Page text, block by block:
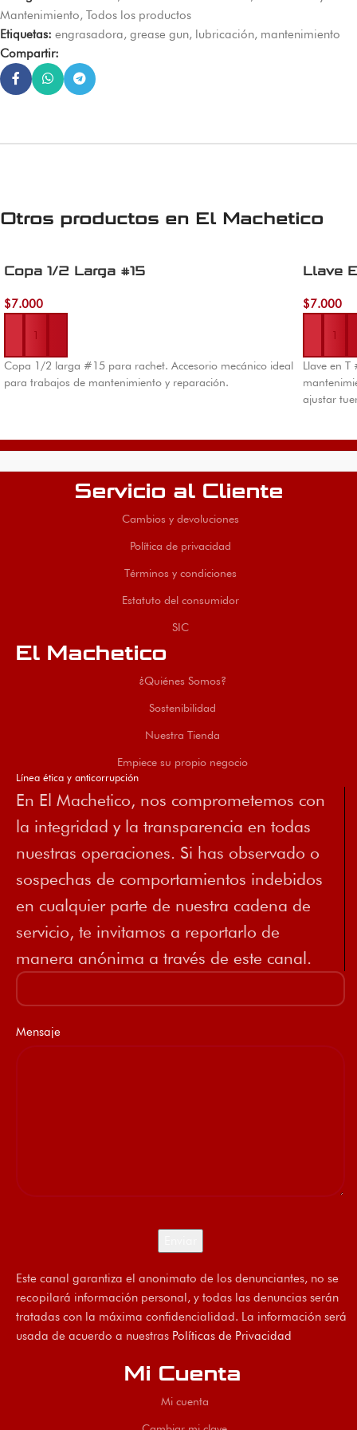
Mantenimiento, Todos los productos
Etiquetas: engrasadora, grease gun, lubricación, mantenimiento
Compartir:
Otros productos en El Machetico
Copa 1/2 Larga #15
$7.000
Añadir al carrito
Copa 1/2 larga #15 para rachet. Accesorio mecánico ideal
para trabajos de mantenimiento y reparación.
Llave
$7.000
Añadir al
Llave en
ajustar
Servicio al Cliente
Cambios y devoluciones
Política de privacidad
Términos y condiciones
Estatuto del consumidor
SIC
El Machetico
¿Quiénes Somos?
Sostenibilidad
Nuestra Tienda
Empiece su propio negocio
Línea ética y anticorrupción
En El Machetico, nos comprometemos con
la integridad y la transparencia en todas
nuestras operaciones. Si has observado o
sospechas de comportamientos indebidos
en cualquier parte de nuestra cadena de
servicio, te invitamos a reportarlo de
manera anónima a través de este canal.
Mensaje
Este canal garantiza el anonimato de los denunciantes, no se
recopilará información personal, y todas las denuncias serán
tratadas con la máxima confidencialidad. La información será
usada de acuerdo a nuestras Políticas de Privacidad
Mi Cuenta
Mi cuenta